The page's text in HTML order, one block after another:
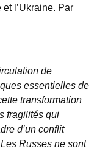
l’Ukraine. Par
de
essentielles de
transformation
fragilités qui
d’un conflit
Russes ne sont